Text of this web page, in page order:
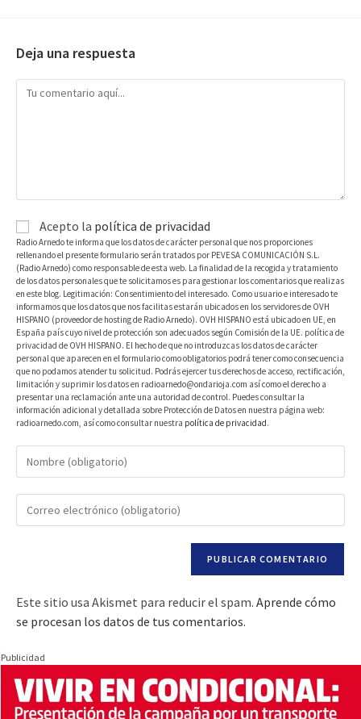
Deja una respuesta
Acepto la política de privacidad
Radio Arnedo te informa que los datos de carácter personal que nos proporciones
rellenando el presente formulario serán tratados por PEVESA COMUNICACIÓN S.L.
(Radio Arnedo) como responsable de esta web. La finalidad de la recogida y tratamiento
de los datos personales que te solicitamos es para gestionar los comentarios que realizas
en este blog. Legitimación: Consentimiento del interesado. Como usuario e interesado te
informamos que los datos que nos facilitas estarán ubicados en los servidores de OVH
HISPANO (proveedor de hosting de Radio Arnedo). OVH HISPANO está ubicado en UE, en
España país cuyo nivel de protección son adecuados según Comisión de la UE. política de
privacidad de OVH HISPANO. El hecho de que no introduzcas los datos de carácter
personal que aparecen en el formulario como obligatorios podrá tener como consecuencia
que no podamos atender tu solicitud. Podrás ejercer tus derechos de acceso, rectificación,
limitación y suprimir los datos en radioarnedo@ondarioja.com así como el derecho a
presentar una reclamación ante una autoridad de control. Puedes consultar la
información adicional y detallada sobre Protección de Datos en nuestra página web:
radioarnedo.com, así como consultar nuestra política de privacidad.
Este sitio usa Akismet para reducir el spam. Aprende cómo
se procesan los datos de tus comentarios.
Publicidad